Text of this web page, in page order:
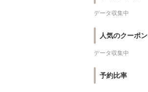
データ収集中
人気のクーポン
データ収集中
予約比率